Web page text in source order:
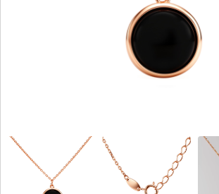
Pristatymas